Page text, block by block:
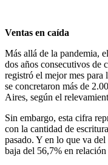
Ventas en caída
Más allá de la pandemia,
dos años consecutivos de
registró el mejor mes para
se concretaron más de
Aires, según el
Sin embargo, esta cifra
con la cantidad de
pasado. Y en lo que va
baja del 56,7% en